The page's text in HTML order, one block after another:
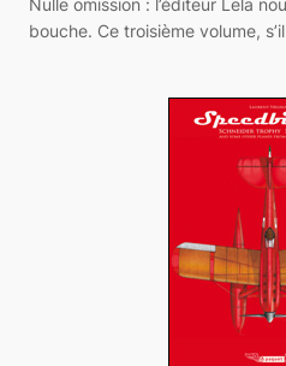
bouche. Ce troisième volume,